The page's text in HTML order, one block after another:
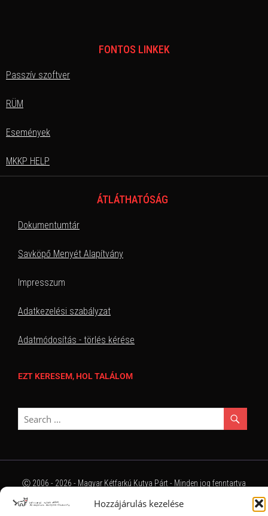
Hozzájárulás kezelése
FONTOS LINKEK
Passzív szoftver
RÜM
Események
MKKP HELP
ÁTLÁTHATÓSÁG
Dokumentumtár
Savköpő Menyét Alapítvány
Impresszum
Adatkezelési szabályzat
Adatmódosítás - törlés kérése
EZT KERESEM, HOL TALÁLOM
Ⓒ 2006 - 2026 - Magyar Kétfarkú Kutya Párt - Minden jog fenntartva